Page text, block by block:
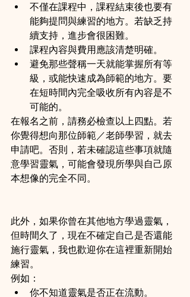
不僅在課程中，課程結束後也要有
能夠提問與練習的地方。若缺乏持
續支持，進步會很困難。
課程內容與費用應該清楚明確。
避免那些聲稱一天就能掌握所有等
級，或能快速成為師範的地方。要
在短時間內完全吸收所有內容是不
可能的。
在報名之前，請務必檢查以上四點。若
你覺得想向那位師範／老師學習，就去
申請吧。否則，若未確認這些事項就隨
意學習靈氣，可能會發現所學與自己原
本想像的完全不同。
此外，如果你曾在其他地方學過靈氣，
但時間久了，現在不確定自己是否還能
施行靈氣，我也歡迎你在這裡重新開始
練習。
例如：
你不知道靈氣是否正在流動。